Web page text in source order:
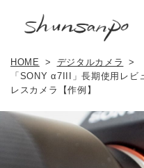
HOME
デジタルカメラ
「SONY α7III」長期使用レビ
レスカメラ【作例】